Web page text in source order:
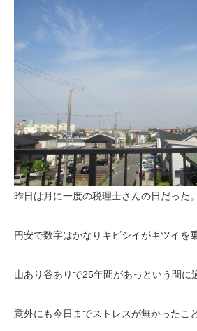
昨日は月に一度の税理士さんの日だった。
円安で数字はかなりキビシイがキツイを
山あり谷ありで25年間があっという間に
意外にも今日までストレスが無かったこ